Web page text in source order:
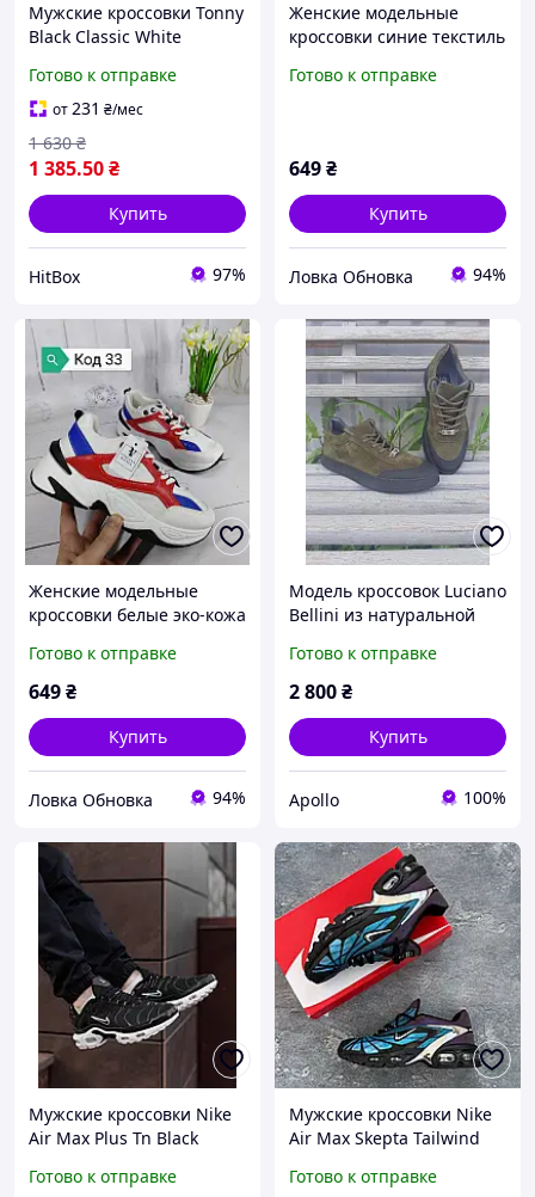
Мужские кроссовки Tonny
Black Classic White
26.5см) р. 43 (стелька 28)
Готово к отправке
от231 ₴/мес
1 385.50₴
1 630 ₴
Купить
HitBox 97%
Женские модельные
кроссовки синие текстиль
Готово к отправке
649₴
Купить
Ловка Обновка 94%
Женские модельные
кроссовки белые эко-кожа
Готово к отправке
649₴
Купить
Ловка Обновка 94%
Модель кроссовок Luciano
Bellini из натуральной
ежедневного ношения
Готово к отправке
2 800₴
Купить
Apollo 100%
Мужские кроссовки Nike
Air Max Plus Tn Black
Готово к отправке
Мужские кроссовки Nike
Air Max Skepta Tailwind
Готово к отправке